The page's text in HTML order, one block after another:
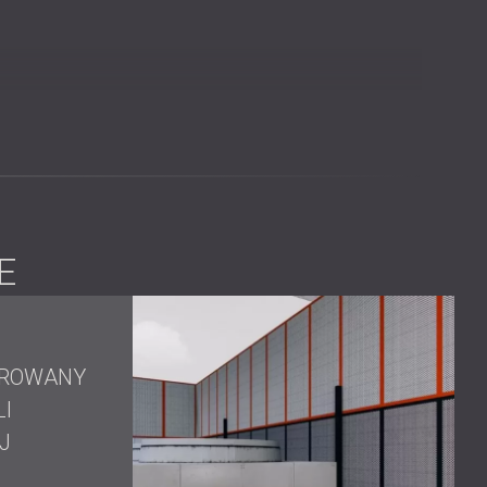
rozwiązanie polegające na budowie kabin wokół
paneli, łącznie z ustaleniem odpowiedniej
częstotliwościowej hałasu wytwarzanego
udało się skutecznie wyciszyć silniki
i procesów operacyjnych.